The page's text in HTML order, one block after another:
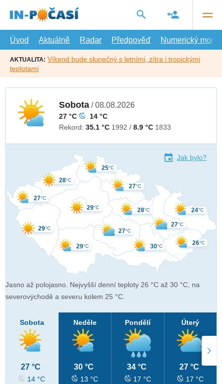
hlavní
Úvod
Aktuálně Radar Předpověď Numerický model
AKTUALITA: Víkend bude slunečný s letními, zítra i tropickými
teplotami
Sobota /08.08.2026
27 °C
14 °C
Rekord: 35.1 °C 1992 / 8.9 °C 1833
29°C 30°C
27°C
27°C
25°C
24°C
27°C
28°C
29°C
29°C
28°C
27°C
26°C
Jasno až polojasno. Nejvyšší denní teploty 26 °C až 30 °C, na
severovýchodě a severu kolem 25 °C.
Jak bylo?
Sobota
27 °C
14 °C
Neděle
30 °C
13 °C
Pondělí
34 °C
17 °C
Úterý
27 °C
17 °C